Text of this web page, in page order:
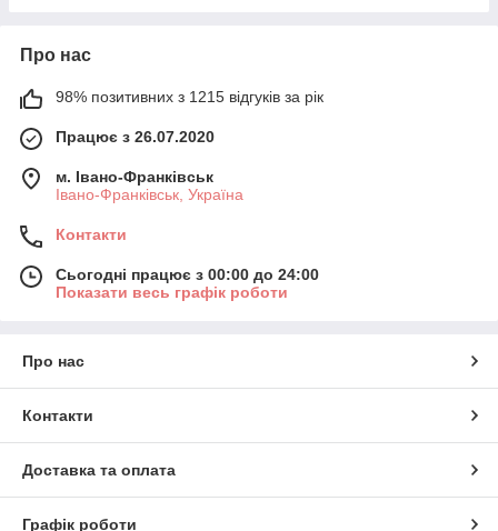
Про нас
98% позитивних з 1215 відгуків за рік
Працює з 26.07.2020
м. Івано-Франківськ
Івано-Франківськ, Україна
Контакти
Сьогодні працює з 00:00 до 24:00
Показати весь графік роботи
Про нас
Контакти
Доставка та оплата
Графік роботи